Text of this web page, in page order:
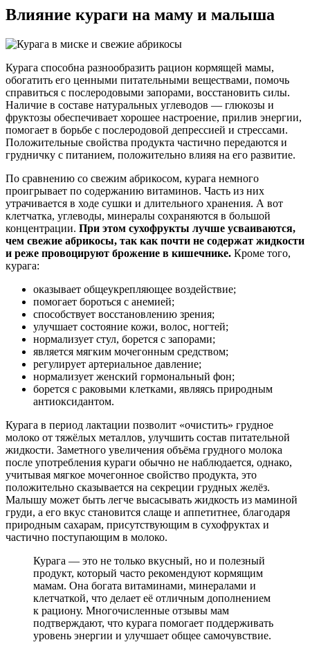
Влияние кураги на маму и малыша
Курага способна разнообразить рацион кормящей мамы,
обогатить его ценными питательными веществами, помочь
справиться с послеродовыми запорами, восстановить силы.
Наличие в составе натуральных углеводов — глюкозы и
фруктозы обеспечивает хорошее настроение, прилив энергии,
помогает в борьбе с послеродовой депрессией и стрессами.
Положительные свойства продукта частично передаются и
грудничку с питанием, положительно влияя на его развитие.
По сравнению со свежим абрикосом, курага немного
проигрывает по содержанию витаминов. Часть из них
утрачивается в ходе сушки и длительного хранения. А вот
клетчатка, углеводы, минералы сохраняются в большой
концентрации. При этом сухофрукты лучше усваиваются,
чем свежие абрикосы, так как почти не содержат жидкости
и реже провоцируют брожение в кишечнике. Кроме того,
курага:
оказывает общеукрепляющее воздействие;
помогает бороться с анемией;
способствует восстановлению зрения;
улучшает состояние кожи, волос, ногтей;
нормализует стул, борется с запорами;
является мягким мочегонным средством;
регулирует артериальное давление;
нормализует женский гормональный фон;
борется с раковыми клетками, являясь природным
антиоксидантом.
Курага в период лактации позволит «очистить» грудное
молоко от тяжёлых металлов, улучшить состав питательной
жидкости. Заметного увеличения объёма грудного молока
после употребления кураги обычно не наблюдается, однако,
учитывая мягкое мочегонное свойство продукта, это
положительно сказывается на секреции грудных желёз.
Малышу может быть легче высасывать жидкость из маминой
груди, а его вкус становится слаще и аппетитнее, благодаря
природным сахарам, присутствующим в сухофруктах и
частично поступающим в молоко.
Курага — это не только вкусный, но и полезный
продукт, который часто рекомендуют кормящим
мамам. Она богата витаминами, минералами и
клетчаткой, что делает её отличным дополнением
к рациону. Многочисленные отзывы мам
подтверждают, что курага помогает поддерживать
уровень энергии и улучшает общее самочувствие.